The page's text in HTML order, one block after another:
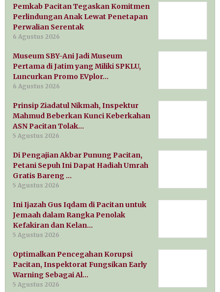
Pemkab Pacitan Tegaskan Komitmen
Perlindungan Anak Lewat Penetapan
Perwalian Serentak
6 Agustus 2026
Museum SBY-Ani Jadi Museum
Pertama di Jatim yang Miliki SPKLU,
Luncurkan Promo EVplor…
6 Agustus 2026
Prinsip Ziadatul Nikmah, Inspektur
Mahmud Beberkan Kunci Keberkahan
ASN Pacitan Tolak…
5 Agustus 2026
Di Pengajian Akbar Punung Pacitan,
Petani Sepuh Ini Dapat Hadiah Umrah
Gratis Bareng …
5 Agustus 2026
Ini Ijazah Gus Iqdam di Pacitan untuk
Jemaah dalam Rangka Penolak
Kefakiran dan Kelan…
5 Agustus 2026
Optimalkan Pencegahan Korupsi
Pacitan, Inspektorat Fungsikan Early
Warning Sebagai Al…
5 Agustus 2026